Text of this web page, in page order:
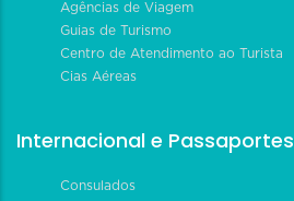
Agências de Viagem
Guias de Turismo
Centro de Atendimento ao Turista
Cias Aéreas
Internacional e Passaportes
Consulados